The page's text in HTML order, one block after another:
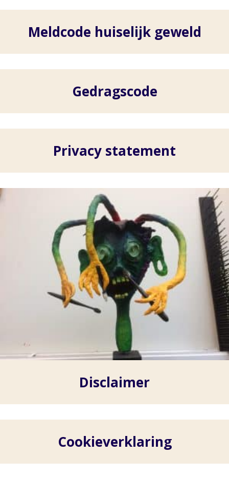
Meldcode huiselijk geweld
Gedragscode
Privacy statement
Disclaimer
Cookieverklaring